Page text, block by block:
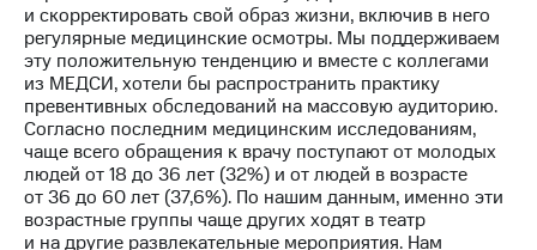
акций
Дивиденды
Рынок
облигаций
Описание
Еврооблигации-2023
Уведомление
о
погашении
именных
и скорректировать свой образ жизни, включив в него
регулярные медицинские осмотры. Мы поддерживаем
эту положительную тенденцию и вместе с коллегами
из МЕДСИ, хотели бы распространить практику
превентивных обследований на массовую аудиторию.
Согласно последним медицинским исследованиям,
чаще всего обращения к врачу поступают от молодых
людей от 18 до 36 лет (32%) и от людей в возрасте
от 36 до 60 лет (37,6%). По нашим данным, именно эти
возрастные группы чаще других ходят в театр
и на другие развлекательные мероприятия. Нам